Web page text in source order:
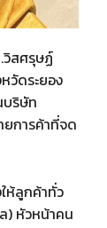
วิสศรุษฏ์
วัดระยอง
บริษัท
ยการค้าที่จด
ห้ลูกค้าทั่ว
) หัวหน้าคน